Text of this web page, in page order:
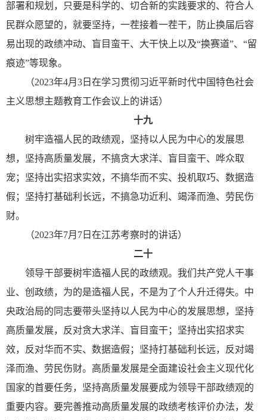
部署和规划，只要是科学的、切合新的实践要求的、符合人
民群众愿望的，就要坚持，一茬接着一茬干，防止换届后容
易出现的政绩冲动、盲目蛮干、大干快上以及“换赛道”、“留
痕迹”等现象。
（2023年4月3日在学习贯彻习近平新时代中国特色社会
主义思想主题教育工作会议上的讲话）
十九
树牢造福人民的政绩观，坚持以人民为中心的发展思
想，坚持高质量发展，不搞贪大求洋、盲目蛮干、哗众取
宠；坚持出实招求实效，不搞华而不实、投机取巧、数据造
假；坚持打基础利长远，不搞急功近利、竭泽而渔、劳民伤
财。
（2023年7月7日在江苏考察时的讲话）
二十
领导干部要树牢造福人民的政绩观。我们共产党人干事
业、创政绩，为的是造福人民，不是为了个人升迁得失。中
央政治局的同志要带头坚持以人民为中心的发展思想，坚持
高质量发展，反对贪大求洋、盲目蛮干；坚持出实招求实
效，反对华而不实、数据造假；坚持打基础利长远，反对竭
泽而渔、劳民伤财。高质量发展是全面建设社会主义现代化
国家的首要任务，坚持高质量发展要成为领导干部政绩观的
重要内容。要完善推动高质量发展的政绩考核评价办法，发